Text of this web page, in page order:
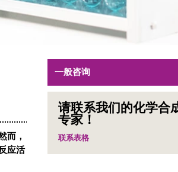
一般咨询
请联系我们的化学合
专家！
联系表格
而，
应活